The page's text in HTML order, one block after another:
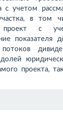
с учетом
в том
с
показателя
проекта,